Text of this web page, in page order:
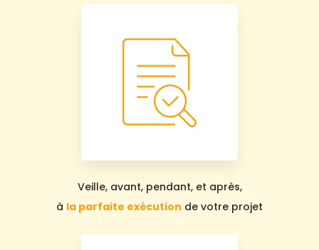
Veille, avant, pendant, et après,
à la parfaite exécution de votre projet